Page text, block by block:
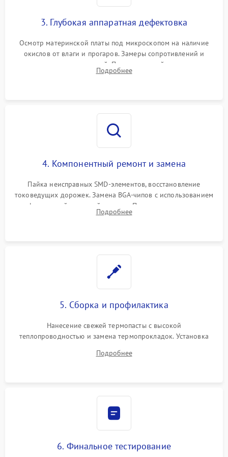
3. Глубокая аппаратная дефектовка
Осмотр материнской платы под микроскопом на наличие
окислов от влаги и прогаров. Замеры сопротивлений и
дежурных напряжений. Проверка цепей питания,
мультиконтроллера, процессора и видеочипа.
Подробнее
4. Компонентный ремонт и замена
Пайка неисправных SMD-элементов, восстановление
токоведущих дорожек. Замена BGA-чипов с использованием
инфракрасной паяльной станции. Прошивка микросхемы
BIOS или замена поврежденных портов USB
Подробнее
5. Сборка и профилактика
Нанесение свежей термопасты с высокой
теплопроводностью и замена термопрокладок. Установка
шлейфов, модулей памяти и накопителей. Предварительная
Подробнее
6. Финальное тестирование